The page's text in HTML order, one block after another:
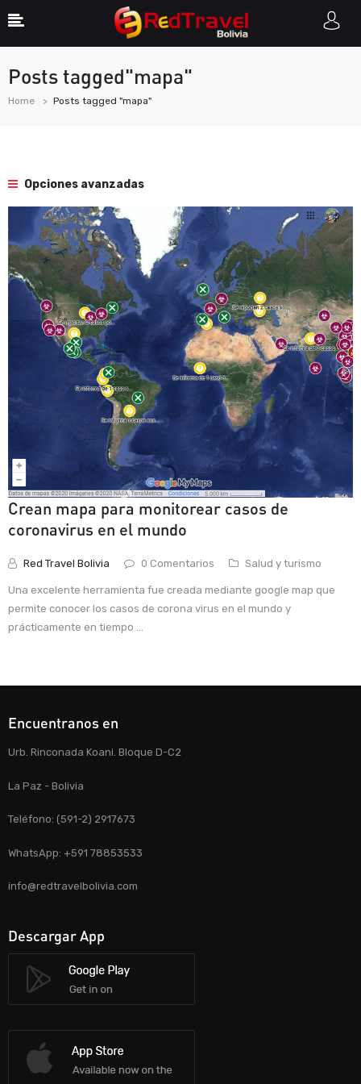
Posts tagged"mapa"
Home Posts tagged "mapa"
Opciones avanzadas
Crean mapa para monitorear casos de
coronavirus en el mundo
Red Travel Bolivia 0 Comentarios Salud y turismo
Una excelente herramienta fue creada mediante google map que
permite conocer los casos de corona virus en el mundo y
prácticamente en tiempo ...
Encuentranos en
Urb. Rinconada Koani. Bloque D-C2
La Paz - Bolivia
Teléfono: (591-2) 2917673
WhatsApp: +591 78853533
info@redtravelbolivia.com
Descargar App